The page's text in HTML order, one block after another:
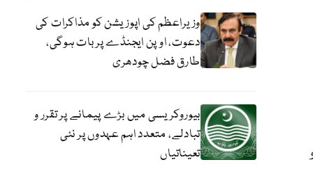
وزیراعظم کی اپوزیشن کو مذاکرات کی
دعوت، اوپن ایجنڈے پر بات ہوگی،
طارق فضل چودھری
بیوروکریسی میں بڑے پیمانے پر تقرر و
تبادلے، متعدد اہم عہدوں پر نئی
تعیناتیاں